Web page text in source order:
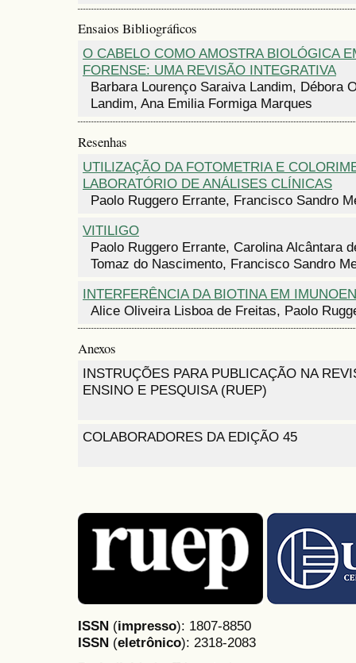
Ensaios Bibliográficos
O CABELO COMO AMOSTRA BIOLÓGICA
FORENSE: UMA REVISÃO INTEGRATIVA
Barbara Lourenço Saraiva Landim, Débora
Landim, Ana Emilia Formiga Marques
Resenhas
UTILIZAÇÃO DA FOTOMETRIA E
LABORATÓRIO DE ANÁLISES CLÍNICAS
Paolo Ruggero Errante, Francisco Sandro
VITILIGO
Paolo Ruggero Errante, Carolina Alcântara
Tomaz do Nascimento, Francisco Sandro
INTERFERÊNCIA DA BIOTINA EM
Alice Oliveira Lisboa de Freitas, Paolo
Anexos
INSTRUÇÕES PARA PUBLICAÇÃO NA
ENSINO E PESQUISA (RUEP)
COLABORADORES DA EDIÇÃO 45
ISSN (impresso): 1807-8850
ISSN (eletrônico): 2318-2083